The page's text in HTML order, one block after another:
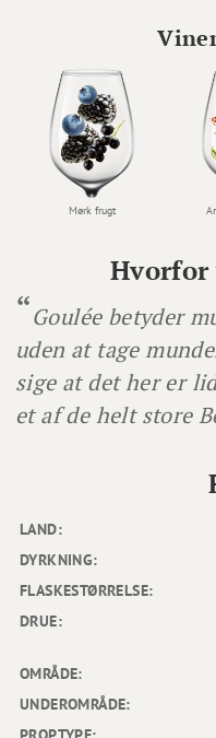
Hvorfor
Goulée betyder
uden at tage
sige at det her er
et af de helt store
LAND:
DYRKNING:
FLASKESTØRRELSE:
DRUE:
OMRÅDE:
UNDEROMRÅDE:
Mørk frugt